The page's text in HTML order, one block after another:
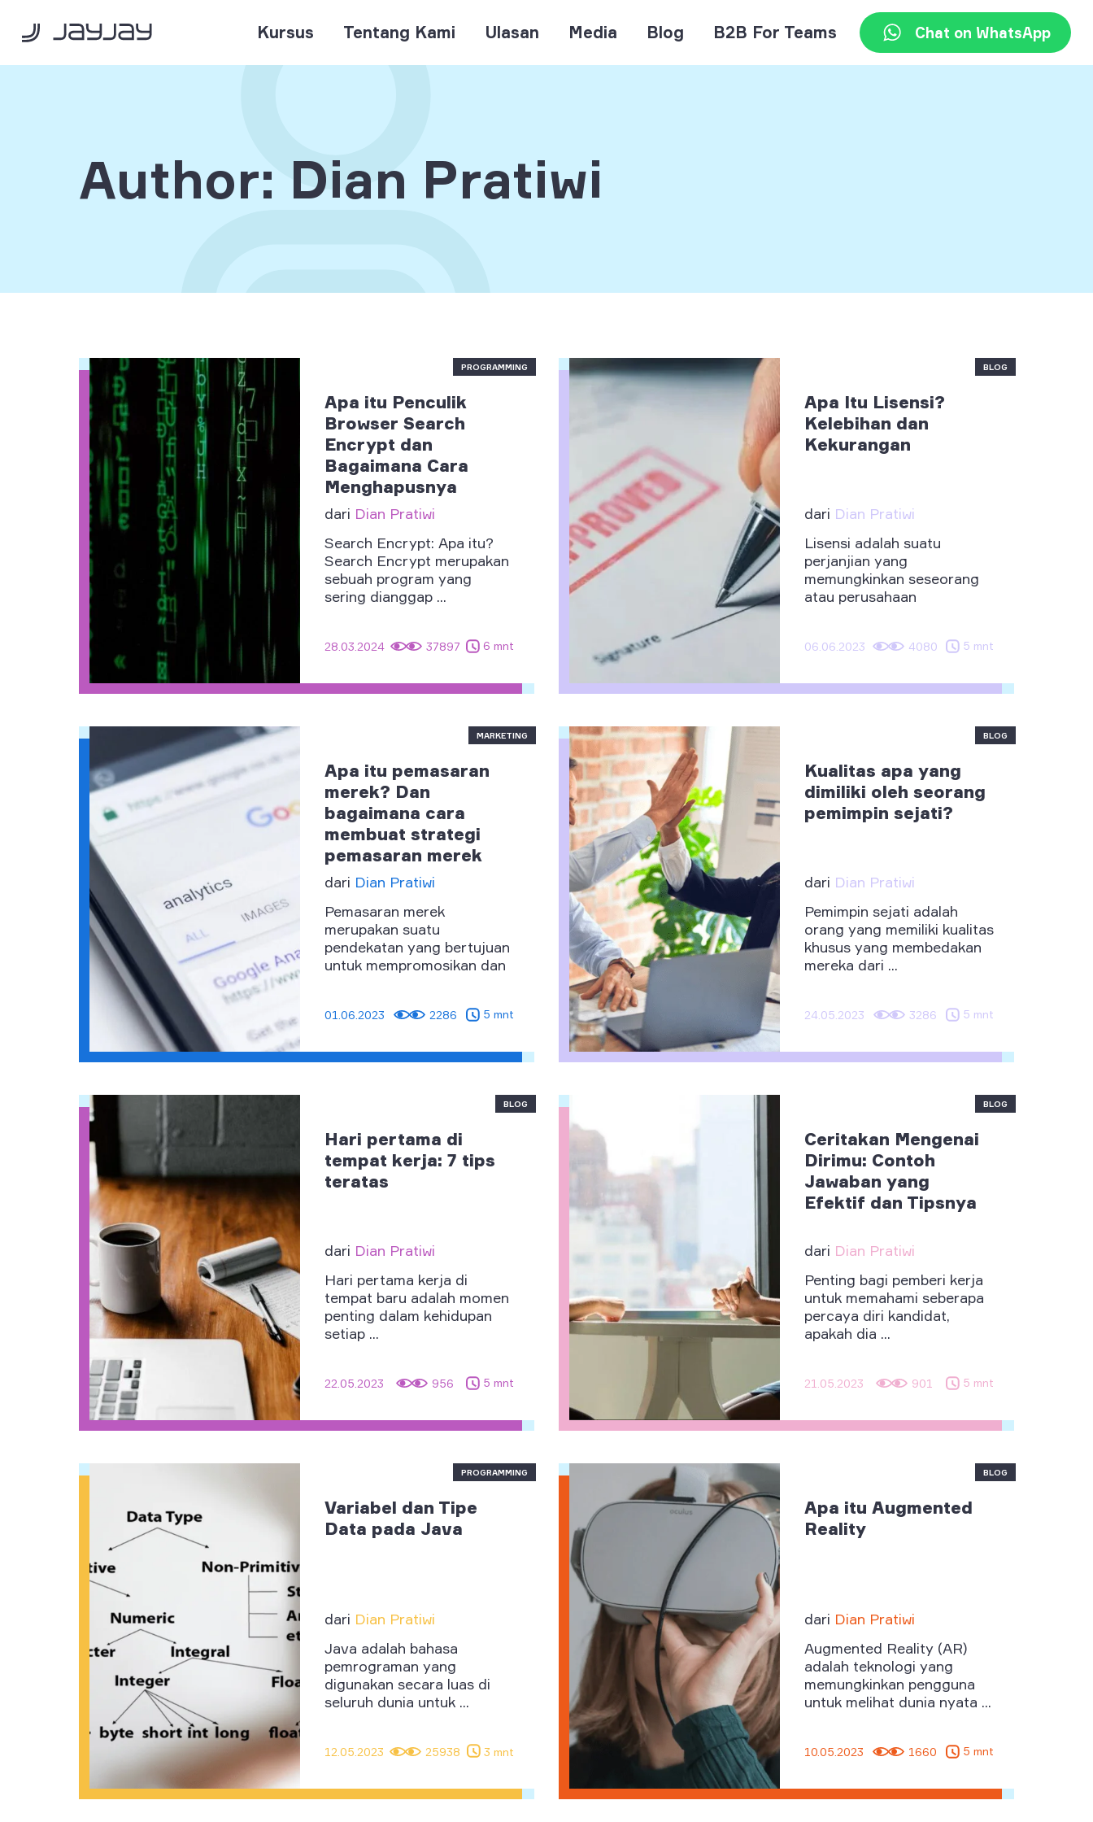
Kursus Tentang Kami Ulasan Media Blog B2B For Teams Chat on WhatsApp
Author: Dian Pratiwi
PROGRAMMING
Apa itu Penculik
Browser Search
Encrypt dan
Bagaimana Cara
Menghapusnya
dari Dian Pratiwi
Search Encrypt: Apa itu?
Search Encrypt merupakan
sebuah program yang
sering dianggap ...
28.03.2024 37897 6 mnt
BLOG
Apa Itu Lisensi?
Kelebihan dan
Kekurangan
dari Dian Pratiwi
Lisensi adalah suatu
perjanjian yang
memungkinkan seseorang
atau perusahaan
06.06.2023 4080 5 mnt
MARKETING
Apa itu pemasaran
merek? Dan
bagaimana cara
membuat strategi
pemasaran merek
dari Dian Pratiwi
Pemasaran merek
merupakan suatu
pendekatan yang bertujuan
untuk mempromosikan dan
01.06.2023 2286 5 mnt
BLOG
Kualitas apa yang
dimiliki oleh seorang
pemimpin sejati?
dari Dian Pratiwi
Pemimpin sejati adalah
orang yang memiliki kualitas
khusus yang membedakan
mereka dari ...
24.05.2023 3286 5 mnt
BLOG
Hari pertama di
tempat kerja: 7 tips
teratas
dari Dian Pratiwi
Hari pertama kerja di
tempat baru adalah momen
penting dalam kehidupan
setiap ...
22.05.2023 956 5 mnt
BLOG
Ceritakan Mengenai
Dirimu: Contoh
Jawaban yang
Efektif dan Tipsnya
dari Dian Pratiwi
Penting bagi pemberi kerja
untuk memahami seberapa
percaya diri kandidat,
apakah dia ...
21.05.2023 901 5 mnt
PROGRAMMING
Variabel dan Tipe
Data pada Java
dari Dian Pratiwi
Java adalah bahasa
pemrograman yang
digunakan secara luas di
seluruh dunia untuk ...
12.05.2023 25938 3 mnt
BLOG
Apa itu Augmented
Reality
dari Dian Pratiwi
Augmented Reality (AR)
adalah teknologi yang
memungkinkan pengguna
untuk melihat dunia nyata ...
10.05.2023 1660 5 mnt